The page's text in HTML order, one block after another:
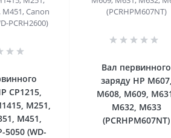
CP1215,
M251,
M451,
5050 (WD-
Вал первинного
заряду HP M607,
M608, M609,
M632, M633
(PCRHPM607NT)